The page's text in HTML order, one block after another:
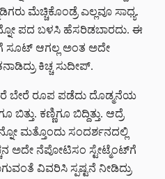
ಮೆಚ್ಚಿಕೊಂಡ್ರೆ ಎಲ್ಲವೂ ಸಾಧ್ಯ.
ಪದ ಬಳಸಿ ಹೆಸರಿಡಬಾರದು. ಈ
ಸೂಟ್ ಆಗಲ್ಲ ಅಂತ ಅದೇ
ಕಿಚ್ಚ ಸುದೀಪ್.
ಬೇರೆ ರೂಪ ಪಡೆದು ದೊಡ್ಮನೆಯ
ಕಣ್ಣಿಗೂ ಬಿದ್ದಿತ್ತು. ಆದ್ರೆ
ಮತ್ತೊಂದು ಸಂದರ್ಶನದಲ್ಲಿ
ಅದೇ ನೆಪೋಟಿಸಂ ಸ್ಟೇಟ್ಮೆಂಟ್‌ಗೆ
ವಿವರಿಸಿ ಸ್ಪಷ್ಟನೆ ನೀಡಿದ್ರು